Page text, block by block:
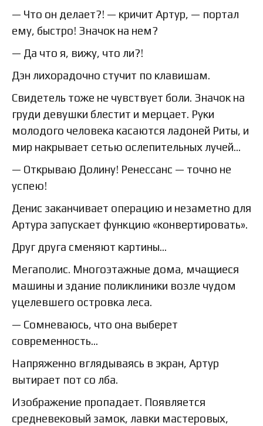
— Что он делает?! — кричит Артур, — портал
ему, быстро! Значок на нем?
— Да что я, вижу, что ли?!
Дэн лихорадочно стучит по клавишам.
Свидетель тоже не чувствует боли. Значок на
груди девушки блестит и мерцает. Руки
молодого человека касаются ладоней Риты, и
мир накрывает сетью ослепительных лучей…
— Открываю Долину! Ренессанс — точно не
успею!
Денис заканчивает операцию и незаметно для
Артура запускает функцию «конвертировать».
Друг друга сменяют картины…
Мегаполис. Многоэтажные дома, мчащиеся
машины и здание поликлиники возле чудом
уцелевшего островка леса.
— Сомневаюсь, что она выберет
современность…
Напряженно вглядываясь в экран, Артур
вытирает пот со лба.
Изображение пропадает. Появляется
средневековый замок, лавки мастеровых,